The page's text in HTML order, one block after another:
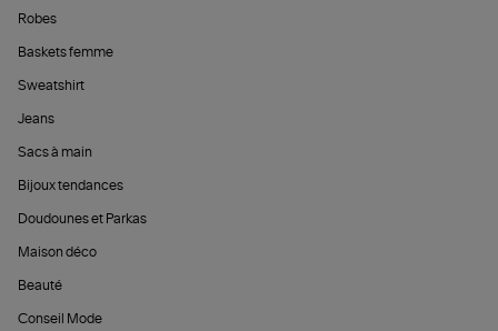
Robes
Baskets femme
Sweatshirt
Jeans
Sacs à main
Bijoux tendances
Doudounes et Parkas
Maison déco
Beauté
Conseil Mode